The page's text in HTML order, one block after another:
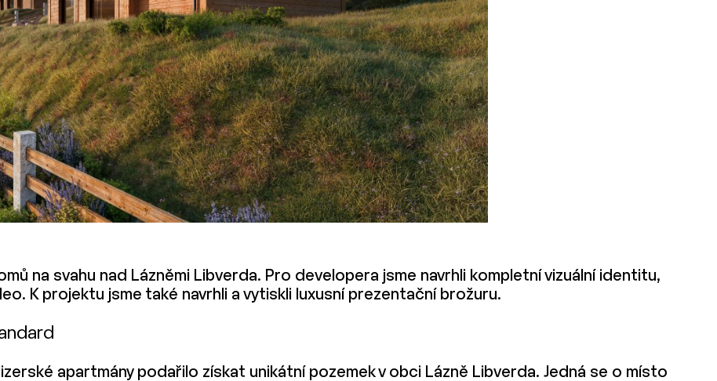
na svahu nad Lázněmi Libverda. Pro developera jsme navrhli kompletní vizuální identitu,
K projektu jsme také navrhli a vytiskli luxusní prezentační brožuru.
apartmány podařilo získat unikátní pozemek v obci Lázně Libverda. Jedná se o místo